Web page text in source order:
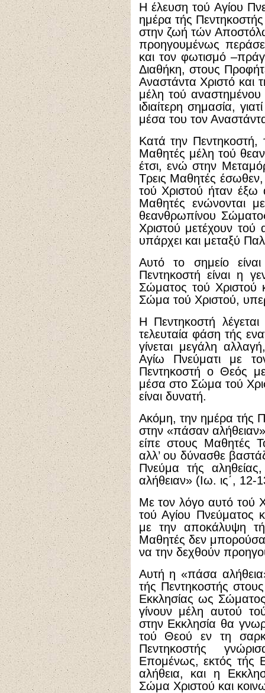
Η έλευση τού Αγίου
ημέρα τής
στην ζωή τών
προηγουμένως
και τον φωτισμό
Διαθήκη, στους
Αναστάντα Χριστό και
μέλη τού
ιδιαίτερη σημασία,
μέσα του τον
Κατά την Πεντηκοστή,
Μαθητές μέλη τού
έτσι, ενώ στην
Τρεις Μαθητές
τού Χριστού ήταν έξω
Μαθητές ενώνονται
θεανθρωπίνου
Χριστού μετέχουν
υπάρχει και μεταξύ
Αυτό το σημείο είναι
Πεντηκοστή είναι η
Σώματος τού Χριστού
Σώμα τού Χριστού,
Η Πεντηκοστή λέγεται
τελευταία φάση τής
γίνεται μεγάλη
Αγίω Πνεύματι με
Πεντηκοστή ο Θεός
μέσα στο Σώμα τού
είναι δυνατή.
Ακόμη, την ημέρα τής
στην «πάσαν
είπε στους Μαθητές
αλλ’ ου δύνασθε
Πνεύμα τής
αλήθειαν» (Ιω. ις΄, 12-
Με τον λόγο αυτό τού
τού Αγίου Πνεύματος
με την αποκάλυψη
Μαθητές δεν
να την δεχθούν
Αυτή η «πάσα
τής Πεντηκοστής
Εκκλησίας ως
γίνουν μέλη αυτού
στην Εκκλησία θα
τού Θεού εν τη
Πεντηκοστής
Επομένως, εκτός τής
αλήθεια, και η
Σώμα Χριστού και